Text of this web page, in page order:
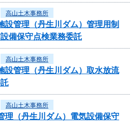
高山土木事務所
設管理（丹生川ダム）管理用制
備保守点検業務委託
高山土木事務所
設管理（丹生川ダム）取水放流
高山土木事務所
理（丹生川ダム）電気設備保守